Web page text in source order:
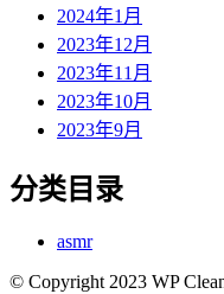
2024年1月
2023年12月
2023年11月
2023年10月
2023年9月
分类目录
asmr
© Copyright 2023 WP